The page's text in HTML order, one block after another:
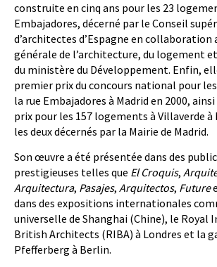
construite en cinq ans pour les 23
Embajadores, décerné par le Conseil
d’architectes d’Espagne en collaboration
générale de l’architecture, du logement
du ministère du Développement. Enfin,
premier prix du concours national pour
la rue Embajadores à Madrid en 2000,
prix pour les 157 logements à Villaverde à
les deux décernés par la Mairie de Madrid.
Son œuvre a été présentée dans des
prestigieuses telles que El Croquis,
Arquitectura, Pasajes, Arquitectos, Future
dans des expositions internationales
universelle de Shanghai (Chine), le
British Architects (RIBA) à Londres et la
Pfefferberg à Berlin.